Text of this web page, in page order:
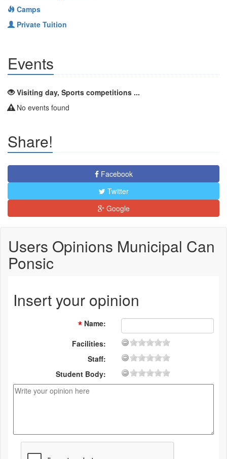
Camps
Private Tuition
Events
Visiting day, Sports competitions ...
No events found
Share!
Facebook
Twitter
Google
Users Opinions Municipal Can
Ponsic
Insert your opinion
Name:
Facilities:
Staff:
Student Body: